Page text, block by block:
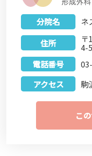
分院名
ネ
住所
〒
4-
電話番号
アクセス
駒
こ